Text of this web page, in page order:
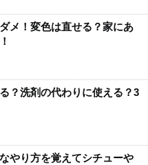
メ！変色は直せる？家にあ
？洗剤の代わりに使える？3
やり方を覚えてシチューや